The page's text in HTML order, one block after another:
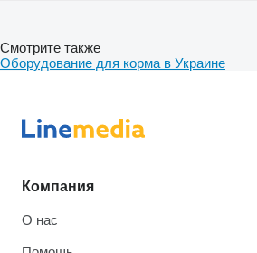
Смотрите также
Оборудование для корма в Украине
Компания
О нас